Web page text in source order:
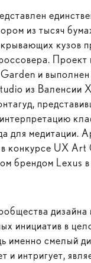
из тысяч
кузов
Проект
и
из Валенсии
для медитации.
в конкурсе UX
брендом Lexus
дизайна
инициатив в
именно смелый
и интригует,